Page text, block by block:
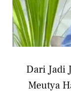
Dari Jadi
Meutya